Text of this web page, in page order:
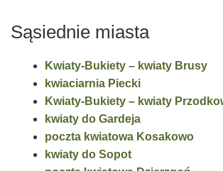
Sąsiednie miasta
Kwiaty-Bukiety – kwiaty Brusy
kwiaciarnia Piecki
Kwiaty-Bukiety – kwiaty
kwiaty do Gardeja
poczta kwiatowa Kosakowo
kwiaty do Sopot